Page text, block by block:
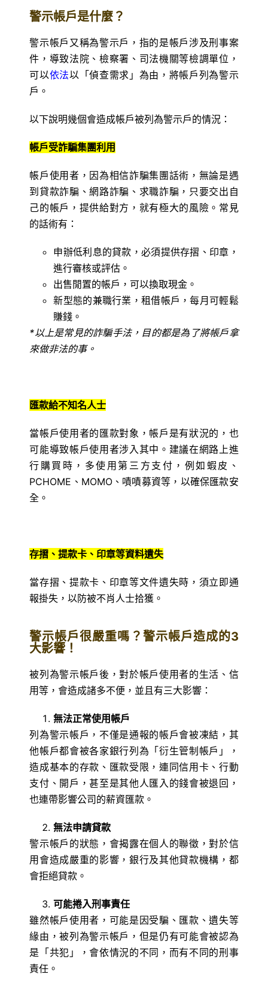
警示帳戶是什麼？
警示帳戶又稱為警示戶，指的是帳戶涉及刑事案
件，導致法院、檢察署、司法機關等檢調單位，
可以依法以「偵查需求」為由，將帳戶列為警示
戶。
以下說明幾個會造成帳戶被列為警示戶的情況：
帳戶受詐騙集團利用
帳戶使用者，因為相信詐騙集團話術，無論是遇
到貸款詐騙、網路詐騙、求職詐騙，只要交出自
己的帳戶，提供給對方，就有極大的風險。常見
的話術有：
申辦低利息的貸款，必須提供存摺、印章，
進行審核或評估。
出售閒置的帳戶，可以換取現金。
新型態的兼職行業，租借帳戶，每月可輕鬆
賺錢。
*以上是常見的詐騙手法，目的都是為了將帳戶拿
來做非法的事。
匯款給不知名人士
當帳戶使用者的匯款對象，帳戶是有狀況的，也
可能導致帳戶使用者涉入其中。建議在網路上進
行購買時，多使用第三方支付，例如蝦皮、
PCHOME、MOMO、嘖嘖募資等，以確保匯款安
全。
存摺、提款卡、印章等資料遺失
當存摺、提款卡、印章等文件遺失時，須立即通
報掛失，以防被不肖人士拾獲。
警示帳戶很嚴重嗎？警示帳戶造成的3
大影響！
被列為警示帳戶後，對於帳戶使用者的生活、信
用等，會造成諸多不便，並且有三大影響：
無法正常使用帳戶
列為警示帳戶，不僅是通報的帳戶會被凍結，其
他帳戶都會被各家銀行列為「衍生管制帳戶」，
造成基本的存款、匯款受限，連同信用卡、行動
支付、開戶，甚至是其他人匯入的錢會被退回，
也連帶影響公司的薪資匯款。
無法申請貸款
警示帳戶的狀態，會揭露在個人的聯徵，對於信
用會造成嚴重的影響，銀行及其他貸款機構，都
會拒絕貸款。
可能捲入刑事責任
雖然帳戶使用者，可能是因受騙、匯款、遺失等
緣由，被列為警示帳戶，但是仍有可能會被認為
是「共犯」，會依情況的不同，而有不同的刑事
責任。